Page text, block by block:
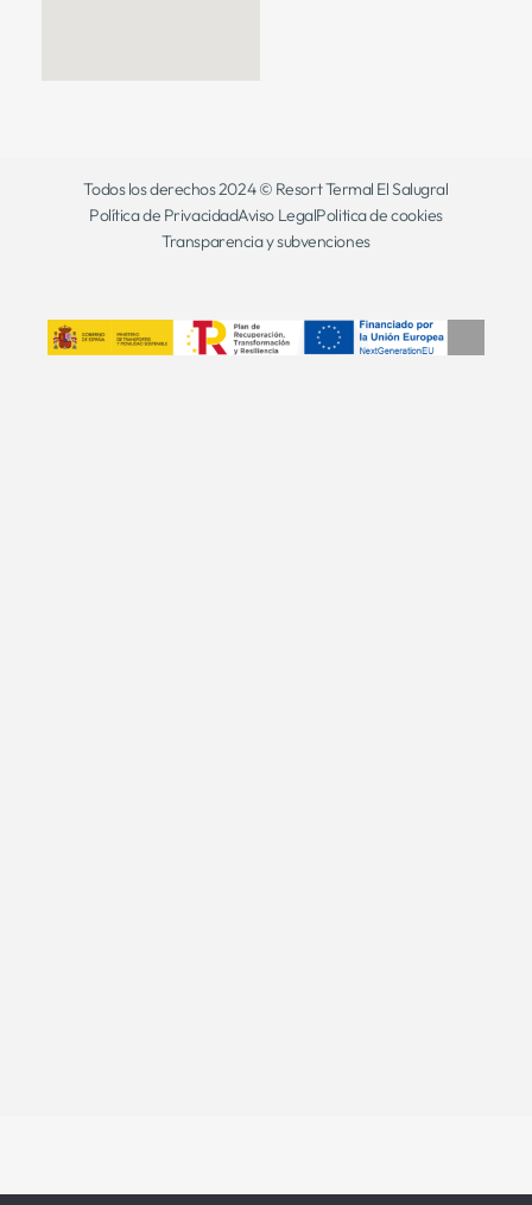
Todos los derechos 2024 © Resort Termal El Salugral
Política de PrivacidadAviso LegalPolitica de cookies
Transparencia y subvenciones